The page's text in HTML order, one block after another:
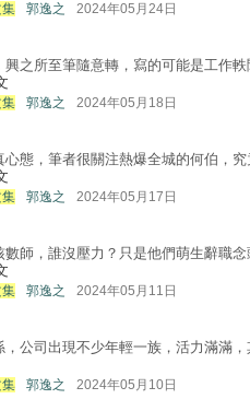
郭逸之 2024年05月24日
之所至筆隨意轉，寫的可能是工作
郭逸之 2024年05月18日
態，筆者很關注熱爆全城的何伯，
郭逸之 2024年05月17日
師，誰沒壓力？只是他們萌生辭職
郭逸之 2024年05月11日
公司出現不少年輕一族，活力滿滿
郭逸之 2024年05月10日